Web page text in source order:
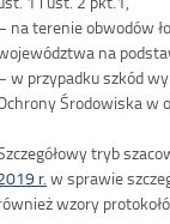
na terenie obwodów
na
w przypadku szkód
Środowiska w
tryb
r. w sprawie
wzory